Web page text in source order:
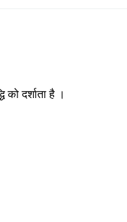
दर्शाता है ।